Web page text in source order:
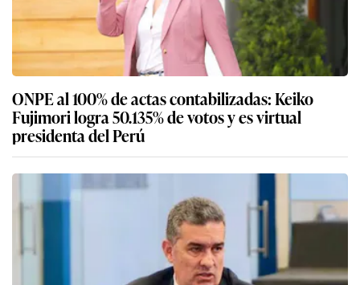
ONPE al 100% de actas contabilizadas: Keiko
Fujimori logra 50.135% de votos y es virtual
presidenta del Perú